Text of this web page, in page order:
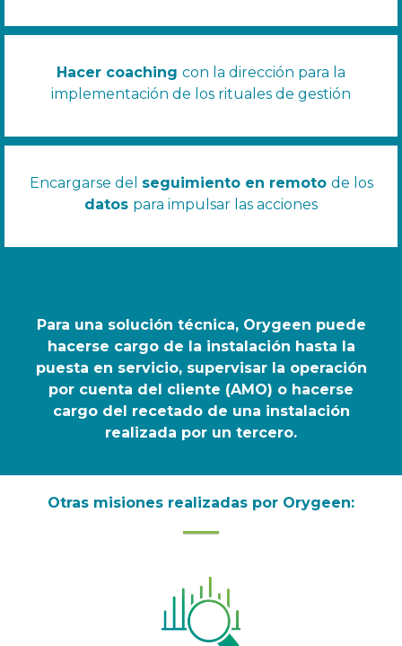
Hacer coaching con la dirección para la
implementación de los rituales de gestión
Encargarse del seguimiento en remoto de los
datos para impulsar las acciones
Para una solución técnica, Orygeen puede
hacerse cargo de la instalación hasta la
puesta en servicio, supervisar la operación
por cuenta del cliente (AMO) o hacerse
cargo del recetado de una instalación
realizada por un tercero.
Otras misiones realizadas por Orygeen: